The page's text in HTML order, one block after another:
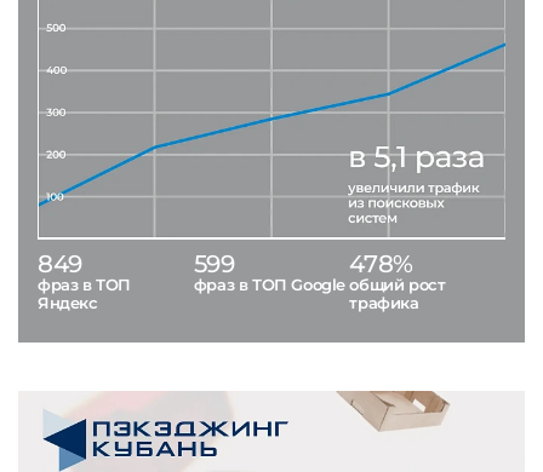
849
фраз в ТОП
Яндекс
599
фраз в ТОП Google
478%
общий рост
трафика